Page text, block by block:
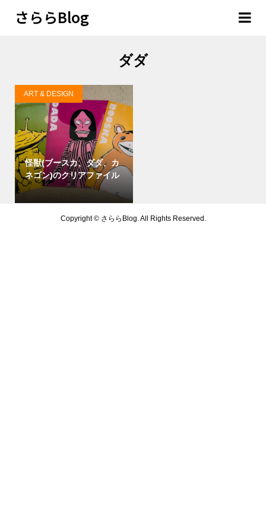
さららBlog
ダダ
怪獣(ブースカ、ダダ、カ
ネゴン)のクリアファイル
ART & DESIGN
Copyright ©さららBlog. All Rights Reserved.